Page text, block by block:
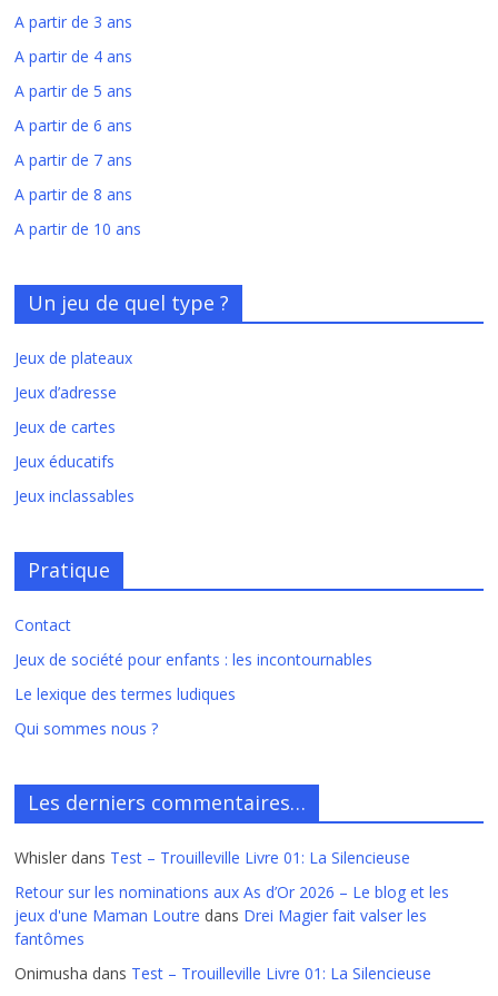
A partir de 3 ans
A partir de 4 ans
A partir de 5 ans
A partir de 6 ans
A partir de 7 ans
A partir de 8 ans
A partir de 10 ans
Un jeu de quel type ?
Jeux de plateaux
Jeux d’adresse
Jeux de cartes
Jeux éducatifs
Jeux inclassables
Pratique
Contact
Jeux de société pour enfants : les incontournables
Le lexique des termes ludiques
Qui sommes nous ?
Les derniers commentaires…
Whisler dans Test – Trouilleville Livre 01: La Silencieuse
Retour sur les nominations aux As d’Or 2026 – Le blog et les
jeux d'une Maman Loutre dans Drei Magier fait valser les
fantômes
Onimusha dans Test – Trouilleville Livre 01: La Silencieuse